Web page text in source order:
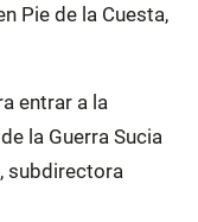
Pie de la Cuesta,
entrar a la
la Guerra Sucia
subdirectora